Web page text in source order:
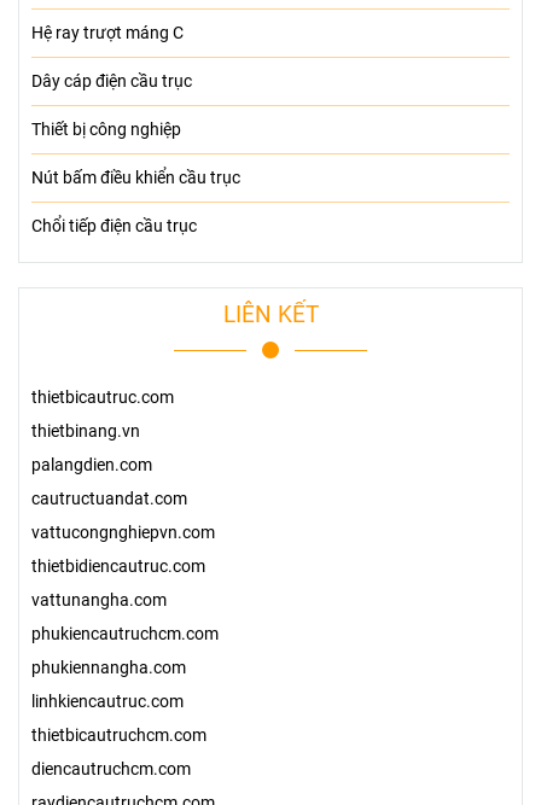
Hệ ray trượt máng C
Dây cáp điện cầu trục
Thiết bị công nghiệp
Nút bấm điều khiển cầu trục
Chổi tiếp điện cầu trục
LIÊN KẾT
thietbicautruc.com
thietbinang.vn
palangdien.com
cautructuandat.com
vattucongnghiepvn.com
thietbidiencautruc.com
vattunangha.com
phukiencautruchcm.com
phukiennangha.com
linhkiencautruc.com
thietbicautruchcm.com
diencautruchcm.com